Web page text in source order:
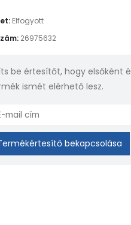
Elfogyott
26975632
be értesítőt, hogy elsőként
ismét elérhető lesz.
bekapcsolása